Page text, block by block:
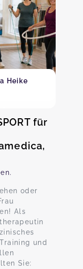
Heike
für
oder
Als
und
Sie: